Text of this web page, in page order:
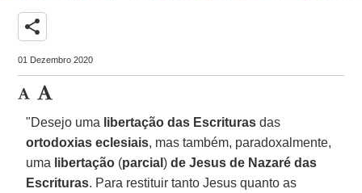
share
01 Dezembro 2020
"Desejo uma libertação das Escrituras das
ortodoxias eclesiais, mas também, paradoxalmente,
uma libertação (parcial)de Jesus de Nazaré das
Escrituras. Para restituir tanto Jesus quanto as